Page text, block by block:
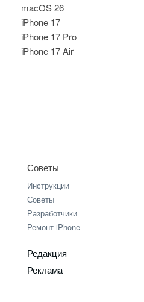
macOS 26
iPhone 17
iPhone 17 Pro
iPhone 17 Air
Советы
Инструкции
Советы
Разработчики
Ремонт iPhone
Редакция
Реклама